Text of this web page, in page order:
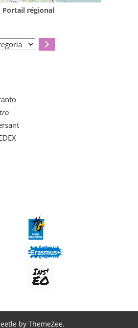
Portail régional
by ThemeZee.